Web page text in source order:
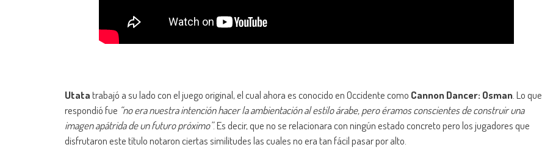
Utatatrabajó a su lado con el juego original, el cual ahora es conocido en Occidente como Cannon Dancer: Osman. Lo que
respondió fue “no era nuestra intención hacer la ambientación al estilo árabe, pero éramos conscientes de construir una
imagen apátrida de un futuro próximo”. Es decir, que no se relacionara con ningún estado concreto pero los jugadores que
disfrutaron este título notaron ciertas similitudes las cuales no era tan fácil pasar por alto.